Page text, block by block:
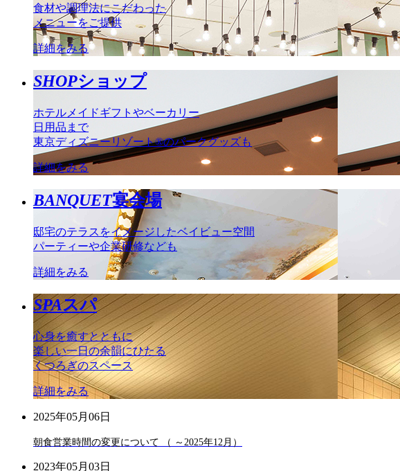
食材や調理法にこだわった
メニューをご提供
詳細をみる
SHOPショップ
ホテルメイドギフトやベーカリー
日用品まで
東京ディズニーリゾート®のパークグッズも
詳細をみる
BANQUET宴会場
邸宅のテラスをイメージしたベイビュー空間
パーティーや企業研修なども
詳細をみる
SPAスパ
心身を癒すとともに
楽しい一日の余韻にひたる
くつろぎのスペース
詳細をみる
2025年05月06日
朝食営業時間の変更について （ ～2025年12月）
2023年05月03日